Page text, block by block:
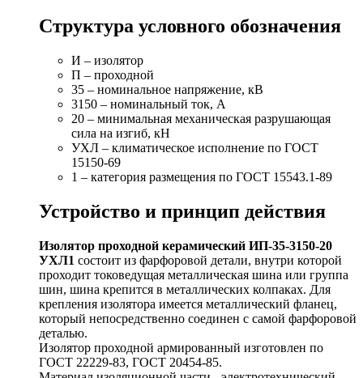
Структура условного обозначения
И – изолятор
П – проходной
35 – номинальное напряжение, кВ
3150 – номинальный ток, А
20 – минимальная механическая разрушающая
сила на изгиб, кН
УХЛ – климатическое исполнение по ГОСТ
15150-69
1 – категория размещения по ГОСТ 15543.1-89
Устройство и принцип действия
Изолятор проходной керамический ИП-35-3150-20
УХЛ1 состоит из фарфоровой детали, внутри которой
проходит токоведущая металлическая шина или группа
шин, шина крепится в металлических колпаках. Для
крепления изолятора имеется металлический фланец,
который непосредственно соединен с самой фарфоровой
деталью.
Изолятор проходной армированный изготовлен по
ГОСТ 22229-83, ГОСТ 20454-85.